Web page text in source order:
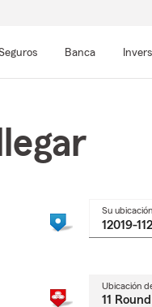
Banca
Su ubicación
Ubicación